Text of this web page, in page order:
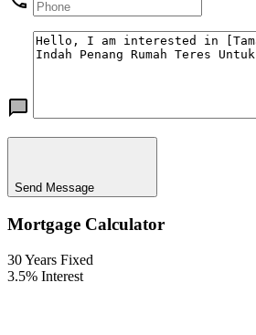
Send Message
Mortgage Calculator
30Years Fixed
3.5% Interest